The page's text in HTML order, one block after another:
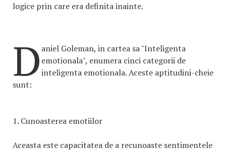
logice prin care era definita inainte.
D aniel Goleman, in cartea sa "Inteligenta
emotionala", enumera cinci categorii de
inteligenta emotionala. Aceste aptitudini-cheie
sunt:
1. Cunoasterea emotiilor
Aceasta este capacitatea de a recunoaste sentimentele